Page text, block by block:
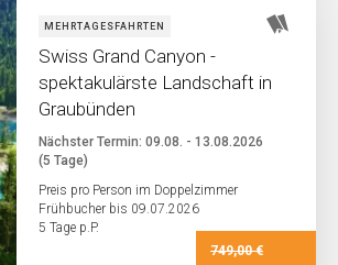
MEHRTAGESFAHRTEN
Swiss Grand Canyon -
spektakulärste Landschaft in
Graubünden
Nächster Termin: 09.08. - 13.08.2026
(5 Tage)
Preis pro Person im Doppelzimmer
Frühbucher bis 09.07.2026
5 Tage p.P.
749,00 €